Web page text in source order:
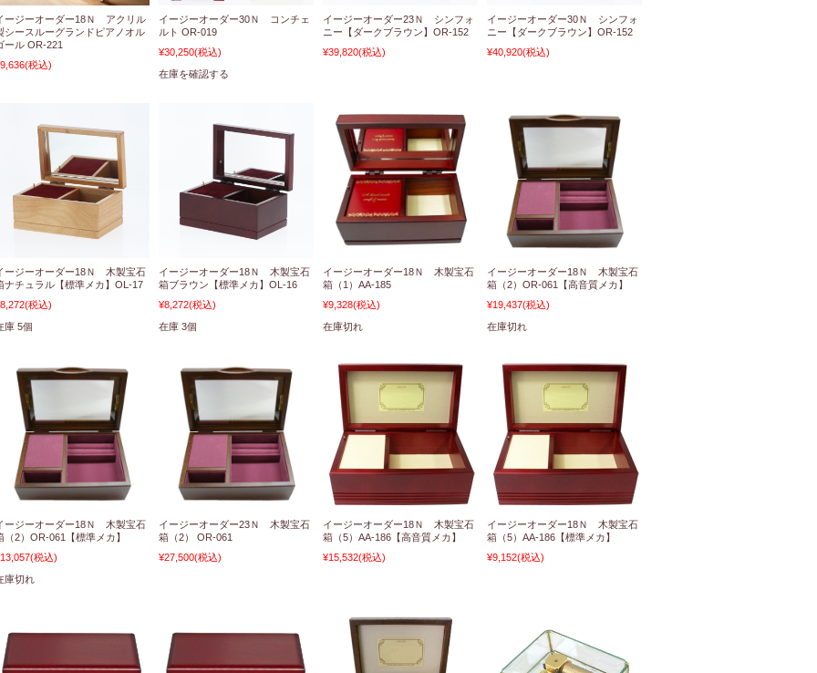
ージーオーダー18Ｎ アクリル
シースルーグランドピアノオル
ール OR-221
(税込)
イージーオーダー30Ｎ コンチェ
ルト OR-019
¥30,250(税込)
在庫を確認する
イージーオーダー23Ｎ シンフォ
ニー【ダークブラウン】OR-152
¥39,820(税込)
イージーオーダー30Ｎ シンフォ
ニー【ダークブラウン】OR-152
¥40,920(税込)
ージーオーダー18Ｎ 木製宝石
ナチュラル【標準メカ】OL-17
(税込)
庫 5個
イージーオーダー18Ｎ 木製宝石
箱ブラウン【標準メカ】OL-16
¥8,272(税込)
在庫 3個
イージーオーダー18Ｎ 木製宝石
箱（1）AA-185
¥9,328(税込)
在庫切れ
イージーオーダー18Ｎ 木製宝石
箱（2）OR-061【高音質メカ】
¥19,437(税込)
在庫切れ
ージーオーダー18Ｎ 木製宝石
（2）OR-061【標準メカ】
(税込)
庫切れ
イージーオーダー23Ｎ 木製宝石
箱（2） OR-061
¥27,500(税込)
イージーオーダー18Ｎ 木製宝石
箱（5）AA-186【高音質メカ】
¥15,532(税込)
イージーオーダー18Ｎ 木製宝石
箱（5）AA-186【標準メカ】
¥9,152(税込)